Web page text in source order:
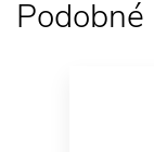
Podobné